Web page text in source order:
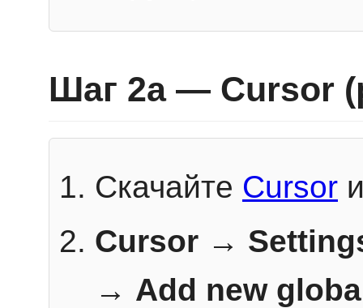
Шаг 2a — Cursor
Скачайте Cursor
Cursor →
→ Add new